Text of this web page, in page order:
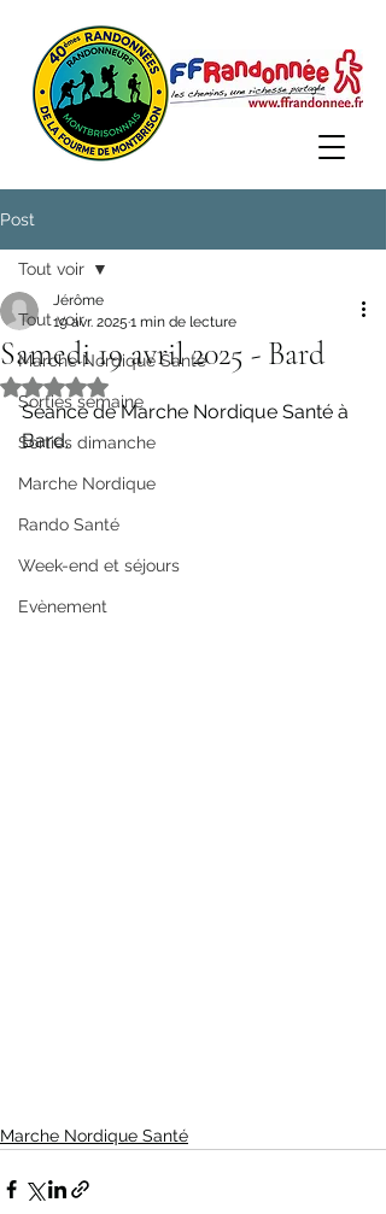
Post
Tout voir
Marche Nordique Santé
Sorties semaine
Sorties dimanche
Marche Nordique
Rando Santé
Week-end et séjours
Evènement
Tout voir
Samedi 19 avril 2025 - Bard
Jérôme
19 avr. 2025 1 min de lecture
Noté NaN étoiles sur 5.
Séance de Marche Nordique Santé à
Bard.
Marche Nordique Santé